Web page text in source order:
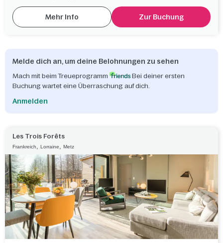
Mehr Info Zur Buchung
Melde dich an, um deine Belohnungen zu sehen
Mach mit beim Treueprogramm
Bei deiner ersten
Buchung wartet eine Überraschung auf dich.
Anmelden
Les Trois Forêts
Frankreich, Lorraine, Metz